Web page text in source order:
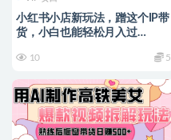
小红书小店新玩法，蹭这个IP带
货，小白也能轻松月入过
10 5